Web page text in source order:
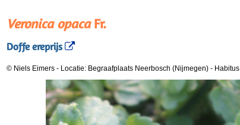
Veronica opacaFr.
Doffe ereprijs
© Niels Eimers - Locatie: Begraafplaats Neerbosch (Nijmegen) - Habitus